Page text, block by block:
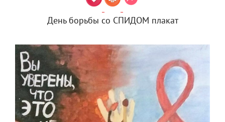
День борьбы со СПИДОМ плакат